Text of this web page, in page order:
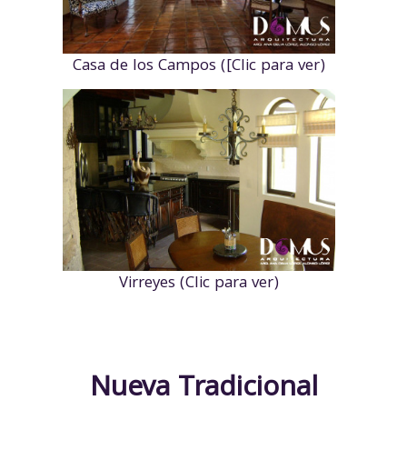
Casa de los Campos ([Clic para ver)
Virreyes (Clic para ver)
Nueva Tradicional